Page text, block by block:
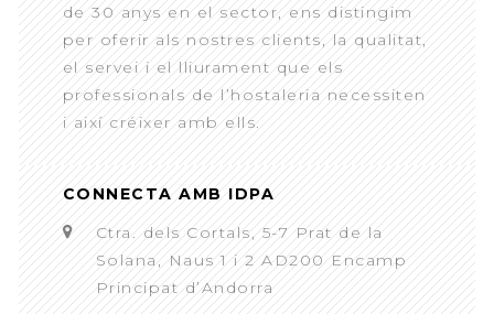
de 30 anys en el sector, ens distingim
per oferir als nostres clients, la qualitat,
el servei i el lliurament que els
professionals de l’hostaleria necessiten
i així créixer amb ells.
CONNECTA AMB IDPA
Ctra. dels Cortals, 5-7 Prat de la
Solana, Naus 1 i 2 AD200 Encamp
Principat d’Andorra